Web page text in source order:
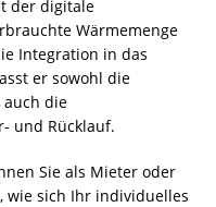
der digitale
Wärmemenge
Integration in das
er sowohl die
auch die
und Rücklauf.
Sie als Mieter oder
wie sich Ihr individuelles